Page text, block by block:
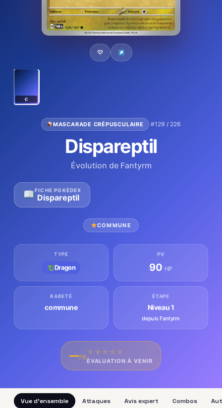
♡
C
MASCARADE CRÉPUSCULAIRE ·#129 / 226
Dispareptil
Évolution de Fantyrm
FICHE POKÉDEX
Dispareptil
COMMUNE
TYPE
Dragon
PV
90 HP
RARETÉ
commune
ÉTAPE
Niveau 1
depuis Fantyrm
—/10
★ ★ ★ ★ ★
ÉVALUATION À VENIR
Vue d'ensemble Attaques Avis expert Combos